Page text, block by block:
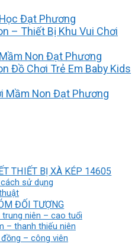
Đạt Phương
– Thiết Bị Khu Vui Chơi
Non Đạt Phương
Đồ Chơi Trẻ Em Baby Kids
Mầm Non Đạt Phương
THIẾT BỊ XÀ KÉP 14605
sử dụng
ĐỐI TƯỢNG
trung niên – cao tuổi
– thanh thiếu niên
– công viên